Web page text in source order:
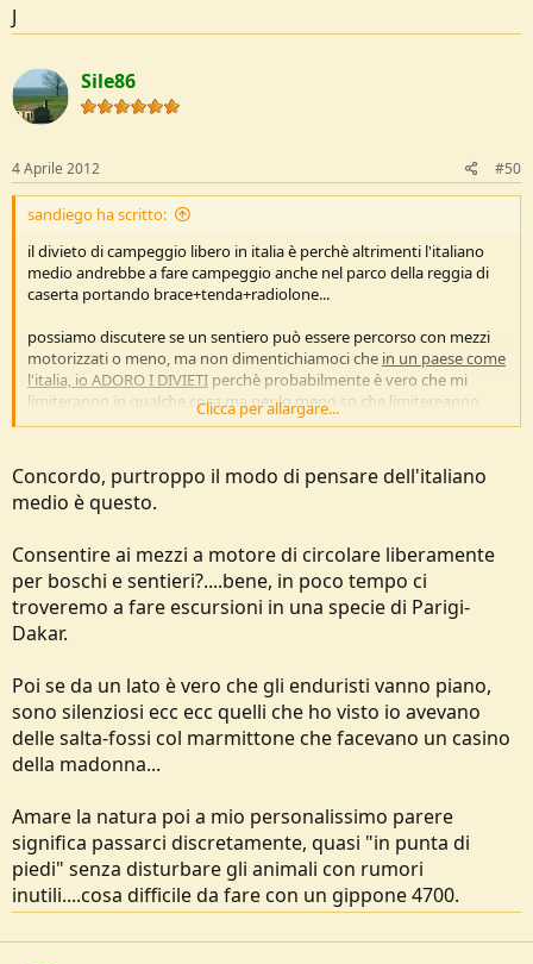
J
Sile86
4 Aprile 2012 #50
sandiego ha scritto:
il divieto di campeggio libero in italia è perchè altrimenti l'italiano
medio andrebbe a fare campeggio anche nel parco della reggia di
caserta portando brace+tenda+radiolone...
possiamo discutere se un sentiero può essere percorso con mezzi
motorizzati o meno, ma non dimentichiamoci che in un paese come
l'italia, io ADORO I DIVIETI perchè probabilmente è vero che mi
limiteranno in qualche cosa ma per lo meno so che limitereanno
soprattutto coloro i quali pensano che "no divieti = faccio quel che
ragiona così ben vengano i divieti!
e aggiungo che oltre ai divieti io adoro le sanzioni pecuniare
in un modo: quando gli si tocca il portafoglio!
Clicca per allargare...
Concordo, purtroppo il modo di pensare dell'italiano
medio è questo.
Consentire ai mezzi a motore di circolare liberamente
per boschi e sentieri?....bene, in poco tempo ci
troveremo a fare escursioni in una specie di Parigi-
Dakar.
Poi se da un lato è vero che gli enduristi vanno piano,
sono silenziosi ecc ecc quelli che ho visto io avevano
delle salta-fossi col marmittone che facevano un casino
della madonna...
Amare la natura poi a mio personalissimo parere
significa passarci discretamente, quasi "in punta di
piedi" senza disturbare gli animali con rumori
inutili....cosa difficile da fare con un gippone 4700.